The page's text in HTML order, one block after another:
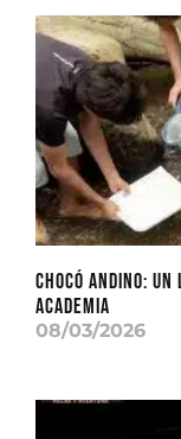
CHOCÓ
academia
08/03/2026